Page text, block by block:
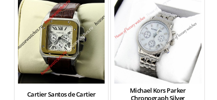
Cartier Santos de Cartier
Michael Kors Parker
Chronograph Silver